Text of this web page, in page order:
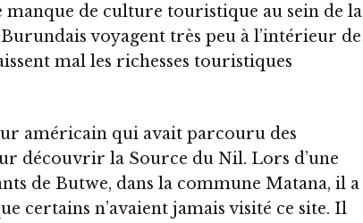
manque de culture touristique au sein de la
voyagent très peu à l’intérieur de
mal les richesses touristiques
américain qui avait parcouru des
découvrir la Source du Nil. Lors d’une
de Butwe, dans la commune Matana, il a
certains n’avaient jamais visité ce site. Il